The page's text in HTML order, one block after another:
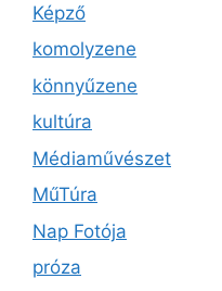
Képző
komolyzene
könnyűzene
kultúra
Médiaművészet
MűTúra
Nap Fotója
próza